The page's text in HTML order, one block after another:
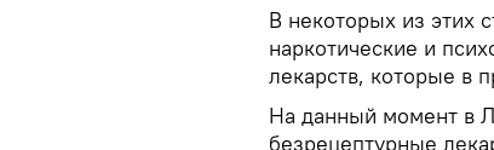
В некоторых из этих
наркотические и
лекарств, которые в
На данный момент в
безрецептурные